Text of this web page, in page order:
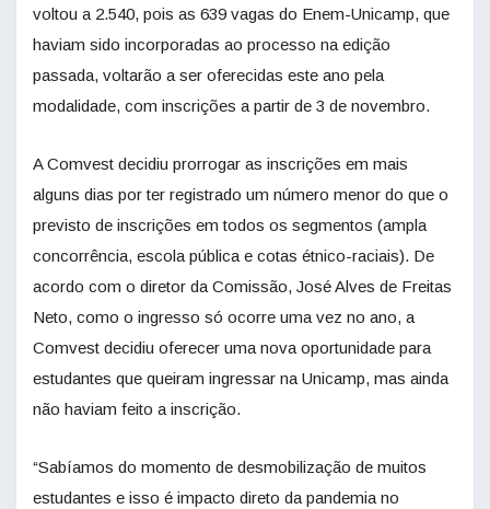
voltou a 2.540, pois as 639 vagas do Enem-Unicamp, que
haviam sido incorporadas ao processo na edição
passada, voltarão a ser oferecidas este ano pela
modalidade, com inscrições a partir de 3 de novembro.
A Comvest decidiu prorrogar as inscrições em mais
alguns dias por ter registrado um número menor do que o
previsto de inscrições em todos os segmentos (ampla
concorrência, escola pública e cotas étnico-raciais). De
acordo com o diretor da Comissão, José Alves de Freitas
Neto, como o ingresso só ocorre uma vez no ano, a
Comvest decidiu oferecer uma nova oportunidade para
estudantes que queiram ingressar na Unicamp, mas ainda
não haviam feito a inscrição.
“Sabíamos do momento de desmobilização de muitos
estudantes e isso é impacto direto da pandemia no